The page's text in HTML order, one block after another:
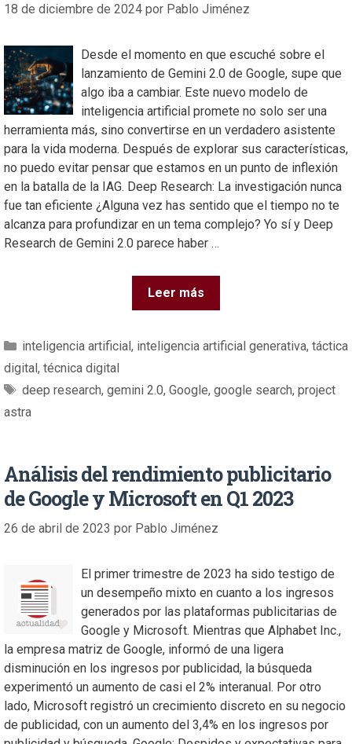
18 de diciembre de 2024 por Pablo Jiménez
Desde el momento en que escuché sobre el
lanzamiento de Gemini 2.0 de Google, supe que
algo iba a cambiar. Este nuevo modelo de
inteligencia artificial promete no solo ser una
herramienta más, sino convertirse en un verdadero asistente
para la vida moderna. Después de explorar sus características,
no puedo evitar pensar que estamos en un punto de inflexión
en la batalla de la IAG. Deep Research: La investigación nunca
fue tan eficiente ¿Alguna vez has sentido que el tiempo no te
alcanza para profundizar en un tema complejo? Yo sí y Deep
Research de Gemini 2.0 parece haber …
Leer más
inteligencia artificial, inteligencia artificial generativa, táctica
digital, técnica digital
deep research, gemini 2.0, Google, google search, project
astra
Análisis del rendimiento publicitario
de Google y Microsoft en Q1 2023
26 de abril de 2023 por Pablo Jiménez
El primer trimestre de 2023 ha sido testigo de
un desempeño mixto en cuanto a los ingresos
generados por las plataformas publicitarias de
Google y Microsoft. Mientras que Alphabet Inc.,
la empresa matriz de Google, informó de una ligera
disminución en los ingresos por publicidad, la búsqueda
experimentó un aumento de casi el 2% interanual. Por otro
lado, Microsoft registró un crecimiento discreto en su negocio
de publicidad, con un aumento del 3,4% en los ingresos por